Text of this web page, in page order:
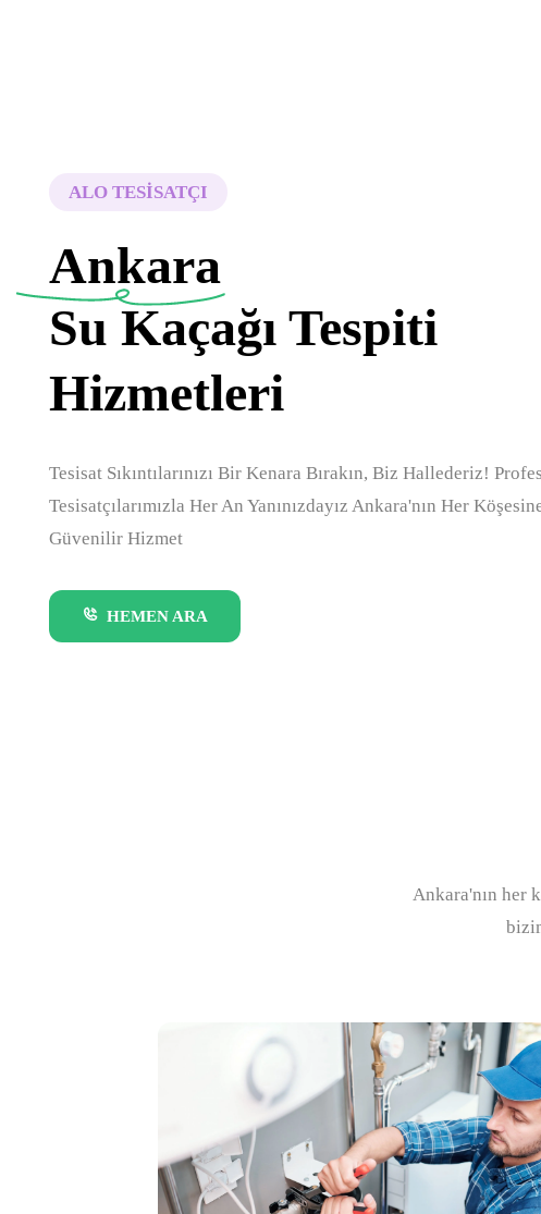
ALO TESİSATÇI
Ankara
Su Kaçağı Tespiti
Hizmetleri
Tesisat Sıkıntılarınızı Bir Kenara Bırakın, Biz Hallederiz!
Tesisatçılarımızla Her An Yanınızdayız Ankara'nın Her
Güvenilir Hizmet
HEMEN ARA
Ankara'nın her